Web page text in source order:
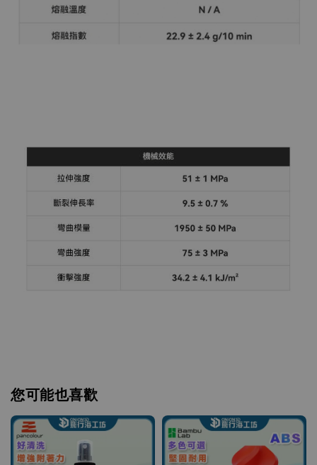
您可能也喜歡